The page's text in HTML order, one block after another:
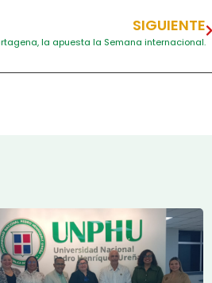
SIGUIENTE
la apuesta la Semana internacional.